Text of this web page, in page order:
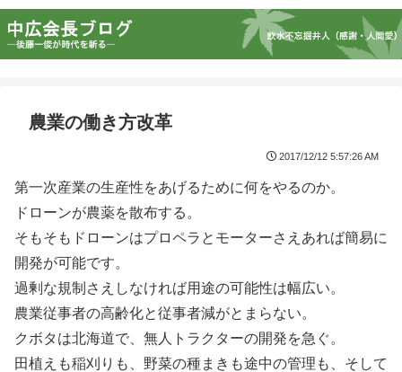
農業の働き方改革
2017/12/12 5:57:26 AM
第一次産業の生産性をあげるために何をやるのか。
ドローンが農薬を散布する。
そもそもドローンはプロペラとモーターさえあれば簡易に
開発が可能です。
過剰な規制さえしなければ用途の可能性は幅広い。
農業従事者の高齢化と従事者減がとまらない。
クボタは北海道で、無人トラクターの開発を急ぐ。
田植えも稲刈りも、野菜の種まきも途中の管理も、そして